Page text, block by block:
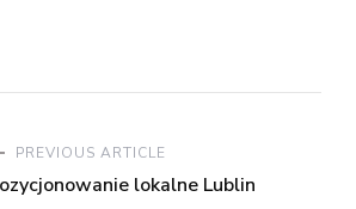
PREVIOUS ARTICLE
lokalne Lublin